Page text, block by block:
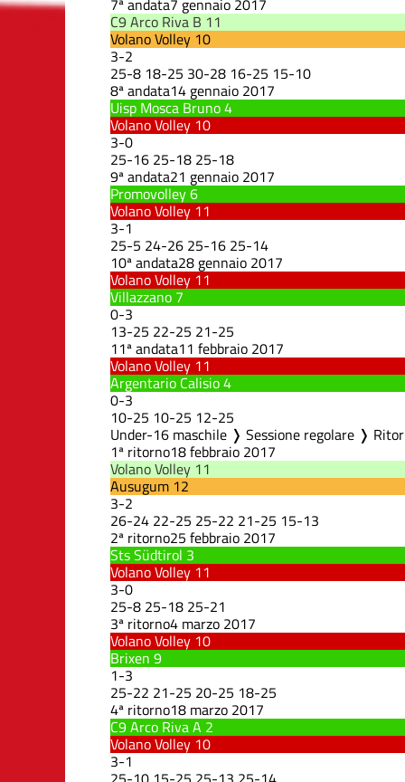
C9 Arco Riva B 11
Volano Volley 10
3-2
25-8 18-25 30-28 16-25 15-10
8ª andata14 gennaio 2017
Uisp Mosca Bruno4
Volano Volley 10
3-0
25-16 25-18 25-18
9ª andata21 gennaio 2017
Promovolley6
Volano Volley 11
3-1
25-5 24-26 25-16 25-14
10ª andata28 gennaio 2017
Volano Volley 11
Villazzano 7
0-3
13-25 22-25 21-25
11ª andata11 febbraio 2017
Volano Volley 11
Argentario Calisio4
0-3
10-25 10-25 12-25
Under-16 maschile ❭ Sessione regolare ❭
1ª ritorno18 febbraio 2017
Volano Volley 11
Ausugum 12
3-2
26-24 22-25 25-22 21-25 15-13
2ª ritorno25 febbraio 2017
Sts Südtirol 3
Volano Volley 11
3-0
25-8 25-18 25-21
3ª ritorno4 marzo 2017
Volano Volley 10
Brixen 9
1-3
25-22 21-25 20-25 18-25
4ª ritorno18 marzo 2017
C9 Arco Riva A 2
Volano Volley 10
3-1